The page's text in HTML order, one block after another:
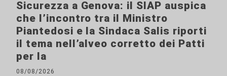
Sicurezza a Genova: il SIAP auspica
che l’incontro tra il Ministro
Piantedosi e la Sindaca Salis riporti
il tema nell’alveo corretto dei Patti
per la
08/08/2026